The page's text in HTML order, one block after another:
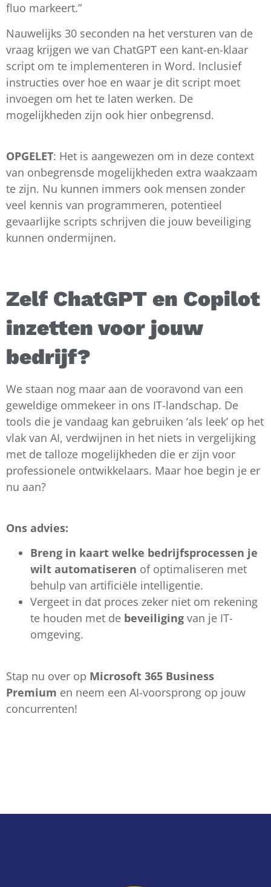
fluo markeert.”
Nauwelijks 30 seconden na het versturen van de
vraag krijgen we van ChatGPT een kant-en-klaar
script om te implementeren in Word. Inclusief
instructies over hoe en waar je dit script moet
invoegen om het te laten werken. De
mogelijkheden zijn ook hier onbegrensd.
OPGELET: Het is aangewezen om in deze context
van onbegrensde mogelijkheden extra waakzaam
te zijn. Nu kunnen immers ook mensen zonder
veel kennis van programmeren, potentieel
gevaarlijke scripts schrijven die jouw beveiliging
kunnen ondermijnen.
Zelf ChatGPT en Copilot
inzetten voor jouw
bedrijf?
We staan nog maar aan de vooravond van een
geweldige ommekeer in ons IT-landschap. De
tools die je vandaag kan gebruiken ‘als leek’ op het
vlak van AI, verdwijnen in het niets in vergelijking
met de talloze mogelijkheden die er zijn voor
professionele ontwikkelaars. Maar hoe begin je er
nu aan?
Ons advies:
Breng in kaart welke bedrijfsprocessen je
wilt automatiseren of optimaliseren met
behulp van artificiële intelligentie.
Vergeet in dat proces zeker niet om rekening
te houden met de beveiliging van je IT-
omgeving.
Stap nu over op Microsoft 365 Business
Premium en neem een AI-voorsprong op jouw
concurrenten!